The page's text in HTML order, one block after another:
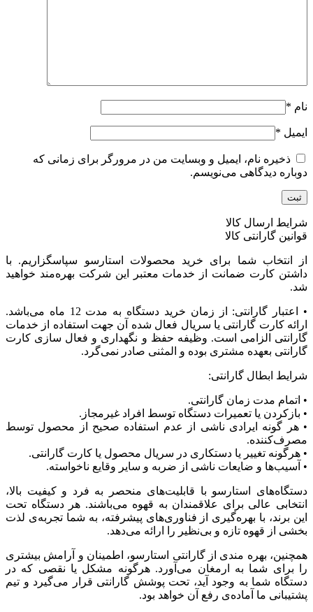
نام *
ایمیل *
ذخیره نام، ایمیل و وبسایت من در مرورگر برای زمانی که
دوباره دیدگاهی می‌نویسم.
شرایط ارسال کالا
قوانین گارانتی کالا
از انتخاب شما برای خرید محصولات استارسو سپاسگزاریم. با
داشتن کارت ضمانت از خدمات معتبر این شرکت بهره‌مند خواهید
شد.
• اعتبار گارانتی: از زمان خرید دستگاه به مدت 12 ماه می‌باشد.
ارائه کارت گارانتی یا سریال فعال شده آن جهت استفاده از خدمات
گارانتی الزامی است. وظیفه حفظ و نگهداری و فعال سازی کارت
گارانتی بعهده مشتری بوده و المثنی صادر نمی‌گرد.
شرایط ابطال گارانتی:
• اتمام مدت زمان گارانتی.
• بازکردن یا تعمیرات دستگاه توسط افراد غیرمجاز.
• هر گونه ایرادی ناشی از عدم استفاده صحیح از محصول توسط
مصرف‌کننده.
• هرگونه تغییر یا دستکاری در سریال محصول یا کارت گارانتی.
• آسیب‌ها و ضایعات ناشی از ضربه و سایر وقایع ناخواسته.
دستگاه‌های استارسو با قابلیت‌های منحصر به فرد و کیفیت بالا،
انتخابی عالی برای علاقمندان به قهوه می‌باشند. هر دستگاه تحت
این برند، با بهره‌گیری از فناوری‌های پیشرفته، به شما تجربه‌ی لذت
بخشی از قهوه تازه و بی‌نظیر را ارائه می‌دهد.
همچنین، بهره مندی از گارانتی استارسو، اطمینان و آرامش بیشتری
را برای شما به ارمغان می‌آورد. هرگونه مشکل یا نقصی که در
دستگاه شما به وجود آید، تحت پوشش گارانتی قرار می‌گیرد و تیم
پشتیبانی ما آماده‌ی رفع آن خواهد بود.